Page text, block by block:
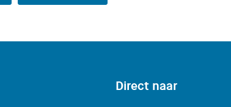
Direct naar